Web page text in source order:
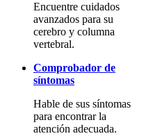
Encuentre cuidados
avanzados para su
cerebro y columna
vertebral.
Comprobador de
síntomas
Hable de sus síntomas
para encontrar la
atención adecuada.